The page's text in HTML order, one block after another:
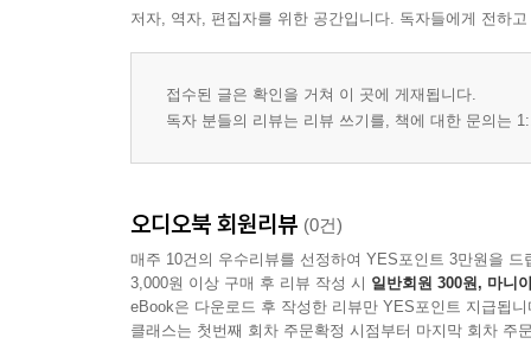
저자, 역자, 편집자를 위한 공간입니다. 독자들에게 전하
접수된 글은 확인을 거쳐 이 곳에 게재됩니다.
독자 분들의 리뷰는 리뷰 쓰기를, 책에 대한 문의는
오디오북 회원리뷰 (0건)
매주 10건의 우수리뷰를 선정하여 YES포인트 3만원을 드
3,000원 이상 구매 후 리뷰 작성 시 일반회원 300원, 마니
eBook은 다운로드 후 작성한 리뷰만 YES포인트 지급됩니
클래스는 첫번째 회차 주문확정 시점부터 마지막 회차 주